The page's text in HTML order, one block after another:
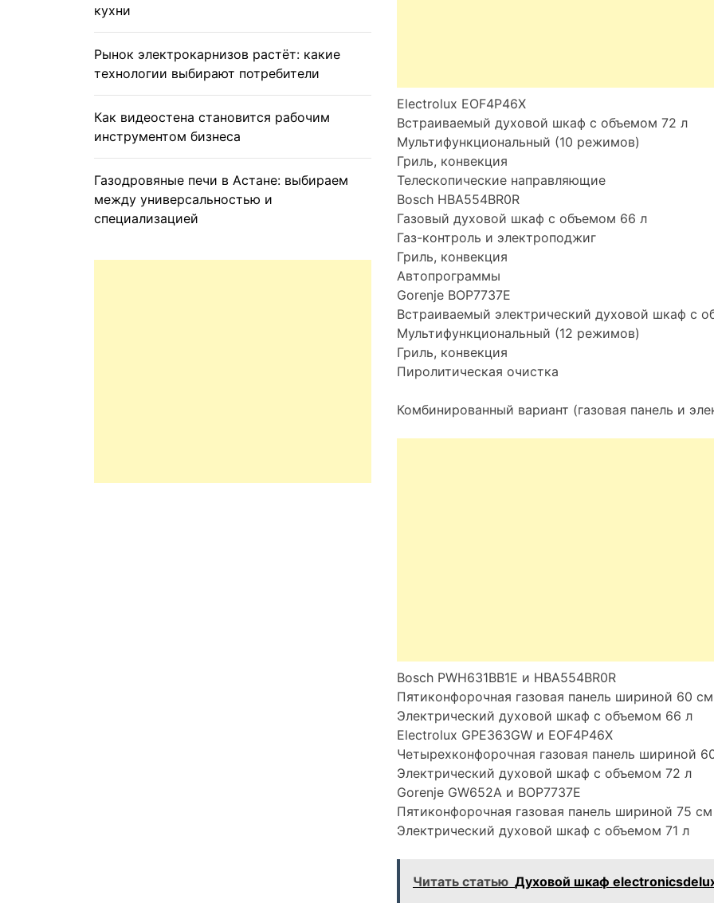
Electrolux EOF4P46X
Встраиваемый духовой шкаф с объемом 72 л
Мультифункциональный (10 режимов)
Гриль, конвекция
Телескопические направляющие
Bosch HBA554BR0R
Газовый духовой шкаф с объемом 66 л
Газ-контроль и электроподжиг
Гриль, конвекция
Автопрограммы
Gorenje BOP7737E
Встраиваемый электрический духовой шкаф с
Мультифункциональный (12 режимов)
Гриль, конвекция
Пиролитическая очистка
Комбинированный вариант (газовая панель и
Bosch PWH631BB1E и HBA554BR0R
Пятиконфорочная газовая панель шириной 60 см
Электрический духовой шкаф с объемом 66 л
Electrolux GPE363GW и EOF4P46X
Четырехконфорочная газовая панель шириной
Электрический духовой шкаф с объемом 72 л
Gorenje GW652A и BOP7737E
Пятиконфорочная газовая панель шириной 75 см
Электрический духовой шкаф с объемом 71 л
Читать статью Духовой шкаф
кухни
Рынок электрокарнизов растёт: какие
технологии выбирают потребители
Как видеостена становится рабочим
инструментом бизнеса
Газодровяные печи в Астане: выбираем
между универсальностью и
специализацией